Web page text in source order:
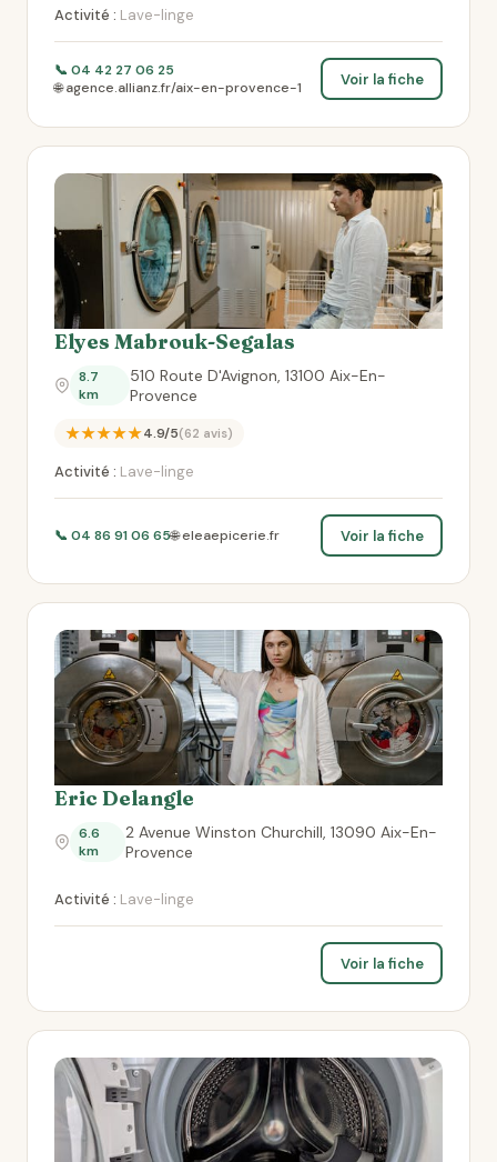
Activité : Lave-linge
📞 04 42 27 06 25
🌐 agence.allianz.fr/aix-en-provence-1
Voir la fiche
Elyes Mabrouk-Segalas
8.7
km
510 Route D'Avignon, 13100 Aix-En-
Provence
★★★★★4.9/5(62 avis)
Activité : Lave-linge
📞 04 86 91 06 65🌐 eleaepicerie.fr Voir la fiche
Eric Delangle
6.6
km
2 Avenue Winston Churchill, 13090 Aix-En-
Provence
Activité : Lave-linge
Voir la fiche